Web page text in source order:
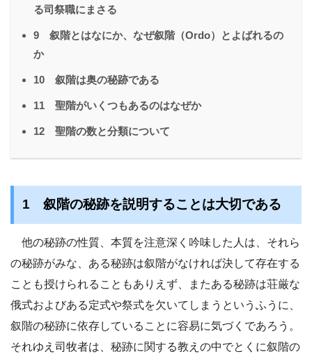
る司祭職にまさる
9 叙階とはなにか、なぜ叙階（Ordo）とよばれるの
か
10 叙階は奥の秘跡である
11 聖階がいくつもあるのはなぜか
12 聖階の数と分類について
1 叙階の秘跡を説明することは大切である
他の秘跡の性質、本質を注意深く吟味した人は、それら
の秘跡がみな、ある秘跡は叙階がなければ決して存在する
ことも授けられることもありえず、またある秘跡は荘厳な
俄式およびある定式や祭式を欠いてしまうというふうに、
叙階の秘跡に依存していることに容易に気づくであろう。
それゆえ司牧者は、秘跡に関する教えの中でとくに叙階の